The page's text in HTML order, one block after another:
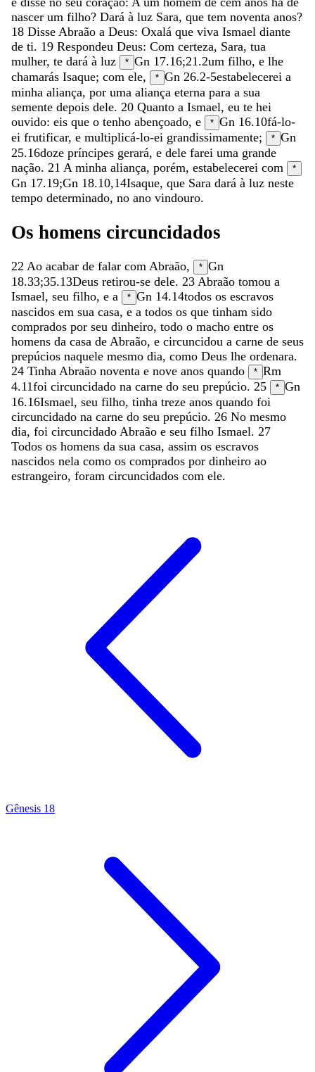
nascer um filho? Dará à luz Sara, que tem noventa anos?
18 Disse Abraão a Deus: Oxalá que viva Ismael diante
de ti. 19 Respondeu Deus: Com certeza, Sara, tua
mulher, te dará à luz * Gn 17.16;21.2um filho, e lhe
chamarás Isaque; com ele, * Gn 26.2-5estabelecerei a
minha aliança, por uma aliança eterna para a sua
semente depois dele. 20 Quanto a Ismael, eu te hei
ouvido: eis que o tenho abençoado, e * Gn 16.10fá-lo-
ei frutificar, e multiplicá-lo-ei grandissimamente; * Gn
25.16doze príncipes gerará, e dele farei uma grande
nação. 21 A minha aliança, porém, estabelecerei com *
Gn 17.19;Gn 18.10,14Isaque, que Sara dará à luz neste
tempo determinado, no ano vindouro.
Os homens circuncidados
22 Ao acabar de falar com Abraão, * Gn
18.33;35.13Deus retirou-se dele. 23 Abraão tomou a
Ismael, seu filho, e a * Gn 14.14todos os escravos
nascidos em sua casa, e a todos os que tinham sido
comprados por seu dinheiro, todo o macho entre os
homens da casa de Abraão, e circuncidou a carne de seus
prepúcios naquele mesmo dia, como Deus lhe ordenara.
24 Tinha Abraão noventa e nove anos quando * Rm
4.11foi circuncidado na carne do seu prepúcio. 25 * Gn
16.16Ismael, seu filho, tinha treze anos quando foi
circuncidado na carne do seu prepúcio. 26 No mesmo
dia, foi circuncidado Abraão e seu filho Ismael. 27
Todos os homens da sua casa, assim os escravos
nascidos nela como os comprados por dinheiro ao
estrangeiro, foram circuncidados com ele.
Gênesis 18